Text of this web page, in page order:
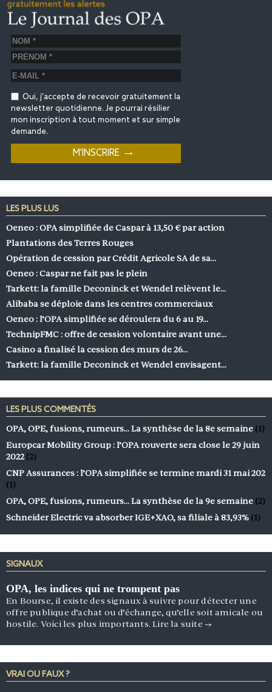
Oui, j'accepte de recevoir gratuitement la
newsletter quotidienne. Je pourrai résilier
mon inscription à tout moment et sur simple
demande.
LES PLUS LUS
Oeneo : OPA simplifiée de Caspar à 13,50 € par action
Plantations des Terres Rouges
Opération de cession par Crédit Agricole SA de sa…
Oeneo : Caspar ne fait pas le plein
Tarkett: la famille Deconinck et Wendel relèvent le…
Alibaba se déploie dans les centres commerciaux
Oeneo : l’OPA simplifiée se déroulera du 6 au 19…
TechnipFMC : offre de cession volontaire avant une…
Casino a finalisé la cession des murs de 26…
Tarkett: la famille Deconinck et Wendel envisagent…
LES PLUS COMMENTÉS
OPA, OPE, fusions, rumeurs… La synthèse de la 8e semaine (1)
Europcar Mobility Group : l’OPA rouverte sera close le 29 juin
2022 (2)
CNP Assurances : l’OPA simplifiée se termine mardi 31 mai 202
(1)
OPA, OPE, fusions, rumeurs… La synthèse de la 9e semaine (2)
Schneider Electric va absorber IGE+XAO, sa filiale à 83,93% (1)
SIGNAUX
OPA, les indices qui ne trompent pas
En Bourse, il existe des signaux à suivre pour détecter une
offre publique d’achat ou d’échange, qu’elle soit amicale ou
hostile. Voici les plus importants.Lire la suite →
VRAI OU FAUX ?